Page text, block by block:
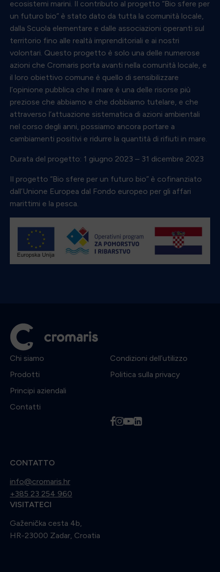
ecosistemi marini. Il contributo al progetto “Bio sfere per
un futuro bio” è stato dato da tutta la comunità locale,
dalla Scuola elementare e dalle associazioni operanti sul
territorio fino alle realtà imprenditoriali e ai nostri
volontari. Questo progetto è solo una delle numerose
azioni che Cromaris porta avanti nella comunità locale, e
il loro obiettivo comune è quello di sensibilizzare
l’opinione pubblica che il mare è una delle risorse più
preziose che abbiamo e che dobbiamo tutelare, e che
attraverso l’attuazione sistematica di azioni ambientali
nel corso degli anni, possiamo ancora portare a
cambiamenti positivi e ridurre la quantità di rifiuti in mare.
Durata del progetto: 1 giugno 2023 – 31 dicembre 2023
Il progetto “Bio sfere per un futuro bio” è cofinanziato
dall’Unione Europea dal Fondo europeo per gli affari
marittimi e la pesca.
Chi siamo
Prodotti
Principi aziendali
Contatti
Condizioni dell’utilizzo
Politica sulla privacy
fiyl
CONTATTO
info@cromaris.hr
+385 23 254 960
VISITATECI
Gaženička cesta 4b,
HR-23000 Zadar, Croatia